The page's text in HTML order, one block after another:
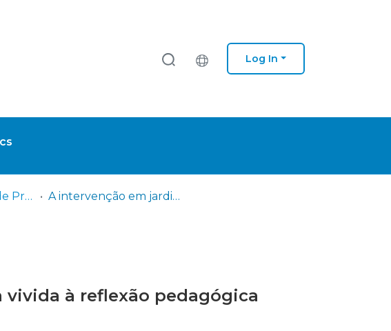
Log In
ESEC – Trabalhos de Projeto | Relatórios de Estágio | Projetos de Investigação A intervenção em jardim de infância: da experiência vivida à reflexão pedagógica
à reflexão pedagógica